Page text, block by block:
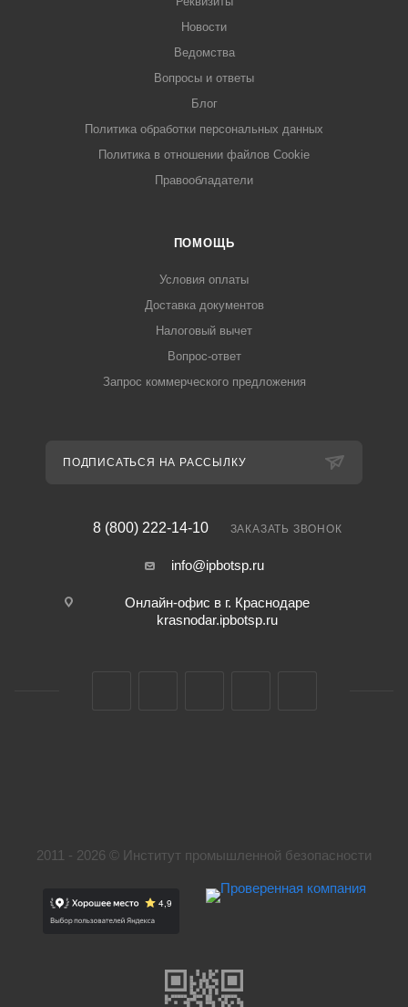
Новости
Ведомства
Вопросы и ответы
Блог
Политика обработки персональных данных
Политика в отношении файлов Cookie
Правообладатели
ПОМОЩЬ
Условия оплаты
Доставка документов
Налоговый вычет
Вопрос-ответ
Запрос коммерческого предложения
ПОДПИСАТЬСЯ НА РАССЫЛКУ
8 (800) 222-14-10 ЗАКАЗАТЬ ЗВОНОК
info@ipbotsp.ru
Онлайн-офис в г. Краснодаре
krasnodar.ipbotsp.ru
2011 - 2026 © Институт промышленной безопасности